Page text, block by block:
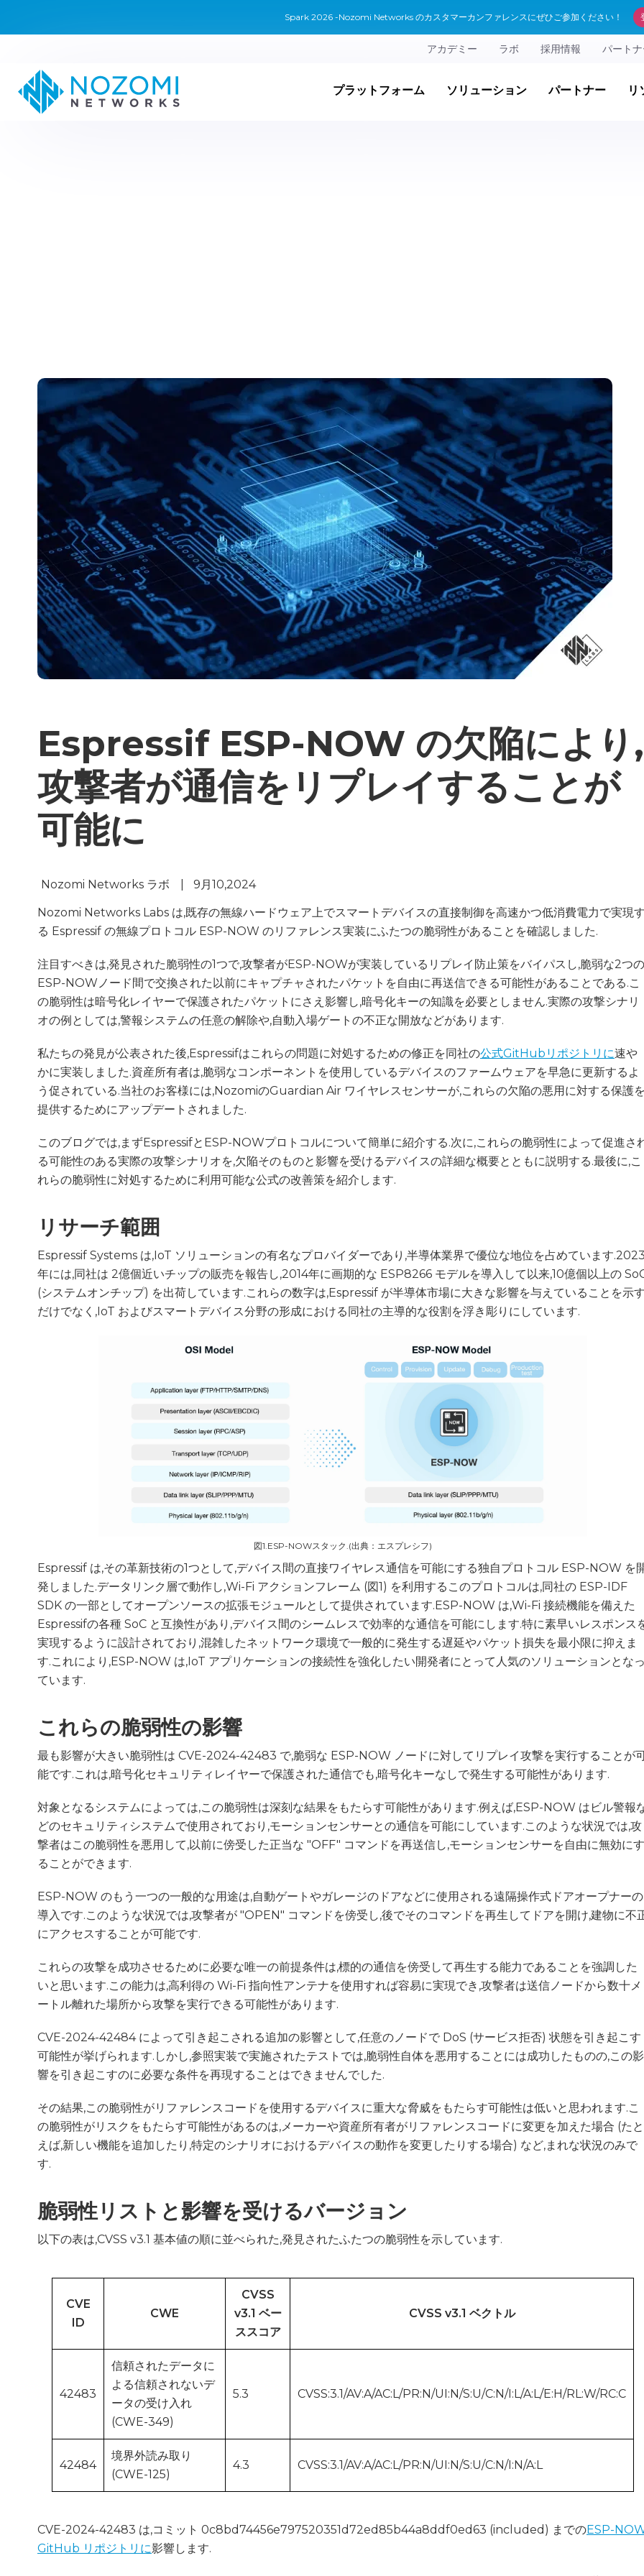
Spark 2026 -Nozomi Networks のカスタマーカンファレンスにぜひご参加ください！
アカデミー ラボ 採用情報 パート
プラットフォーム ソリューション パートナー リ
Espressif ESP-NOW の欠陥により,
攻撃者が通信をリプレイすることが
可能に
Nozomi Networks ラボ 9月10,2024
Nozomi Networks Labs は,既存の無線ハードウェア上でスマートデバイスの直接制御を高速かつ低消費電力で実現す
る Espressif の無線プロトコル ESP-NOW のリファレンス実装にふたつの脆弱性があることを確認しました.
注目すべきは,発見された脆弱性の1つで,攻撃者がESP-NOWが実装しているリプレイ防止策をバイパスし,脆弱な2つの
ESP-NOWノード間で交換された以前にキャプチャされたパケットを自由に再送信できる可能性があることである.こ
の脆弱性は暗号化レイヤーで保護されたパケットにさえ影響し,暗号化キーの知識を必要としません.実際の攻撃シナリ
オの例としては,警報システムの任意の解除や,自動入場ゲートの不正な開放などがあります.
私たちの発見が公表された後,Espressifはこれらの問題に対処するための修正を同社の公式GitHubリポジトリに速や
かに実装しました.資産所有者は,脆弱なコンポーネントを使用しているデバイスのファームウェアを早急に更新するよ
う促されている.当社のお客様には,NozomiのGuardian Air ワイヤレスセンサーが,これらの欠陥の悪用に対する保護を
提供するためにアップデートされました.
このブログでは,まずEspressifとESP-NOWプロトコルについて簡単に紹介する.次に,これらの脆弱性によって促進さ
る可能性のある実際の攻撃シナリオを,欠陥そのものと影響を受けるデバイスの詳細な概要とともに説明する.最後に,こ
れらの脆弱性に対処するために利用可能な公式の改善策を紹介します.
リサーチ範囲
Espressif Systems は,IoT ソリューションの有名なプロバイダーであり,半導体業界で優位な地位を占めています.2023
年には,同社は 2億個近いチップの販売を報告し,2014年に画期的な ESP8266 モデルを導入して以来,10億個以上の
(システムオンチップ) を出荷しています.これらの数字は,Espressif が半導体市場に大きな影響を与えていることを示す
だけでなく,IoT およびスマートデバイス分野の形成における同社の主導的な役割を浮き彫りにしています.
図1.ESP-NOWスタック.(出典：エスプレシフ)
Espressif は,その革新技術の1つとして,デバイス間の直接ワイヤレス通信を可能にする独自プロトコル ESP-NOW を
発しました.データリンク層で動作し,Wi-Fi アクションフレーム (図1) を利用するこのプロトコルは,同社の ESP-IDF
SDK の一部としてオープンソースの拡張モジュールとして提供されています.ESP-NOW は,Wi-Fi 接続機能を備えた
Espressifの各種 SoC と互換性があり,デバイス間のシームレスで効率的な通信を可能にします.特に素早いレスポンス
実現するように設計されており,混雑したネットワーク環境で一般的に発生する遅延やパケット損失を最小限に抑えま
す.これにより,ESP-NOW は,IoT アプリケーションの接続性を強化したい開発者にとって人気のソリューションとなっ
ています.
これらの脆弱性の影響
最も影響が大きい脆弱性は CVE-2024-42483 で,脆弱な ESP-NOW ノードに対してリプレイ攻撃を実行することが
能です.これは,暗号化セキュリティレイヤーで保護された通信でも,暗号化キーなしで発生する可能性があります.
対象となるシステムによっては,この脆弱性は深刻な結果をもたらす可能性があります.例えば,ESP-NOW はビル警報
どのセキュリティシステムで使用されており,モーションセンサーとの通信を可能にしています.このような状況では,攻
撃者はこの脆弱性を悪用して,以前に傍受した正当な "OFF" コマンドを再送信し,モーションセンサーを自由に無効にす
ることができます.
ESP-NOW のもう一つの一般的な用途は,自動ゲートやガレージのドアなどに使用される遠隔操作式ドアオープナーの
導入です.このような状況では,攻撃者が "OPEN" コマンドを傍受し,後でそのコマンドを再生してドアを開け,建物に不
にアクセスすることが可能です.
これらの攻撃を成功させるために必要な唯一の前提条件は,標的の通信を傍受して再生する能力であることを強調した
いと思います.この能力は,高利得の Wi-Fi 指向性アンテナを使用すれば容易に実現でき,攻撃者は送信ノードから数十メ
ートル離れた場所から攻撃を実行できる可能性があります.
CVE-2024-42484 によって引き起こされる追加の影響として,任意のノードで DoS (サービス拒否) 状態を引き起こす
可能性が挙げられます.しかし,参照実装で実施されたテストでは,脆弱性自体を悪用することには成功したものの,この影
響を引き起こすのに必要な条件を再現することはできませんでした.
その結果,この脆弱性がリファレンスコードを使用するデバイスに重大な脅威をもたらす可能性は低いと思われます.こ
の脆弱性がリスクをもたらす可能性があるのは,メーカーや資産所有者がリファレンスコードに変更を加えた場合 (たと
えば,新しい機能を追加したり,特定のシナリオにおけるデバイスの動作を変更したりする場合) など,まれな状況のみで
す.
脆弱性リストと影響を受けるバージョン
以下の表は,CVSS v3.1 基本値の順に並べられた,発見されたふたつの脆弱性を示しています.
CVE
ID
CWE
CVSS
v3.1 ベー
ススコア
CVSS v3.1 ベクトル
42483
信頼されたデータに
よる信頼されないデ
ータの受け入れ
(CWE-349)
5.3 CVSS:3.1/AV:A/AC:L/PR:N/UI:N/S:U/C:N/I:L/A:L/E:H/RL:W/RC:C
42484
境界外読み取り
(CWE-125)
4.3 CVSS:3.1/AV:A/AC:L/PR:N/UI:N/S:U/C:N/I:N/A:L
CVE-2024-42483 は,コミット 0c8bd74456e797520351d72ed85b44a8ddf0ed63 (included) までのESP-
GitHub リポジトリに影響します.